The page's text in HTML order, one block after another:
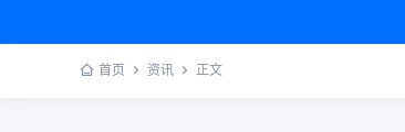
首页 资讯 正文